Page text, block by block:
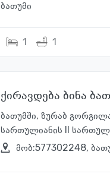
ბათუმი
1 1
ქირავდება ბინა
ბათუმში, ზურაბ
სართულიანის II
მობ:577302248,